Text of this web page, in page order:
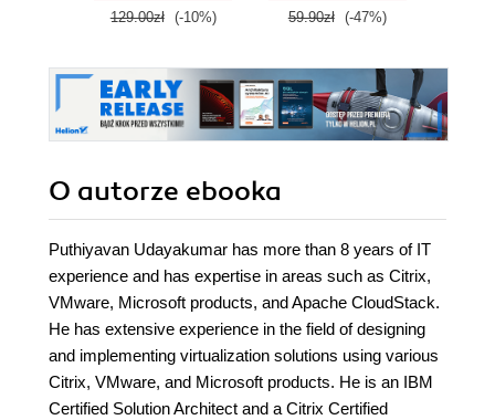
simpler with this
assumptions of
prior knowledge, it
takes you step by
step through the
129.00zł (-10%) 59.90zł (-47%)
O autorze ebooka
Puthiyavan Udayakumar has more than 8 years of IT
experience and has expertise in areas such as Citrix,
VMware, Microsoft products, and Apache CloudStack.
He has extensive experience in the field of designing
and implementing virtualization solutions using various
Citrix, VMware, and Microsoft products. He is an IBM
Certified Solution Architect and a Citrix Certified